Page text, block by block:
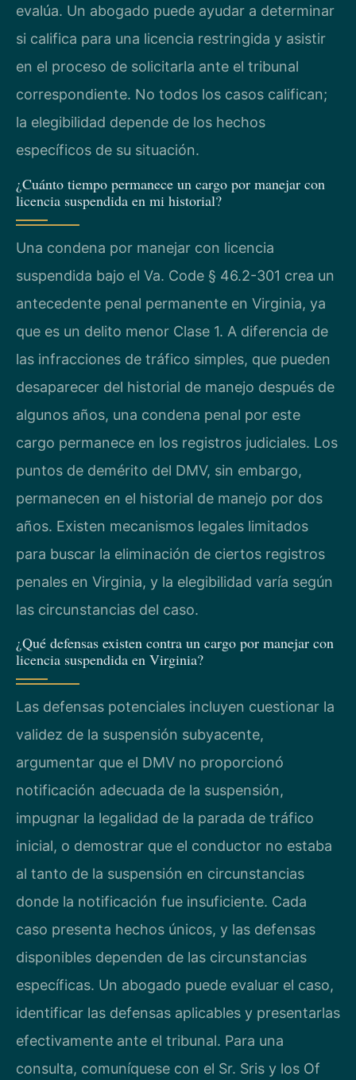
evalúa. Un abogado puede ayudar a determinar
si califica para una licencia restringida y asistir
en el proceso de solicitarla ante el tribunal
correspondiente. No todos los casos califican;
la elegibilidad depende de los hechos
específicos de su situación.
¿Cuánto tiempo permanece un cargo por manejar con
licencia suspendida en mi historial?
Una condena por manejar con licencia
suspendida bajo el Va. Code § 46.2-301 crea un
antecedente penal permanente en Virginia, ya
que es un delito menor Clase 1. A diferencia de
las infracciones de tráfico simples, que pueden
desaparecer del historial de manejo después de
algunos años, una condena penal por este
cargo permanece en los registros judiciales. Los
puntos de demérito del DMV, sin embargo,
permanecen en el historial de manejo por dos
años. Existen mecanismos legales limitados
para buscar la eliminación de ciertos registros
penales en Virginia, y la elegibilidad varía según
las circunstancias del caso.
¿Qué defensas existen contra un cargo por manejar con
licencia suspendida en Virginia?
Las defensas potenciales incluyen cuestionar la
validez de la suspensión subyacente,
argumentar que el DMV no proporcionó
notificación adecuada de la suspensión,
impugnar la legalidad de la parada de tráfico
inicial, o demostrar que el conductor no estaba
al tanto de la suspensión en circunstancias
donde la notificación fue insuficiente. Cada
caso presenta hechos únicos, y las defensas
disponibles dependen de las circunstancias
específicas. Un abogado puede evaluar el caso,
identificar las defensas aplicables y presentarlas
efectivamente ante el tribunal. Para una
consulta, comuníquese con el Sr. Sris y los Of